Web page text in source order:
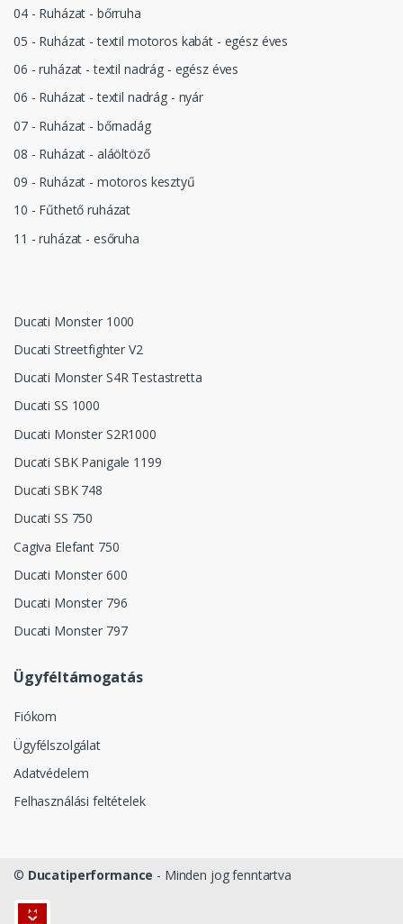
04 - Ruházat - bőrruha
05 - Ruházat - textil motoros kabát - egész éves
06 - ruházat - textil nadrág - egész éves
06 - Ruházat - textil nadrág - nyár
07 - Ruházat - bőrnadág
08 - Ruházat - aláöltöző
09 - Ruházat - motoros kesztyű
10 - Fűthető ruházat
11 - ruházat - esőruha
Ducati Monster 1000
Ducati Streetfighter V2
Ducati Monster S4R Testastretta
Ducati SS 1000
Ducati Monster S2R1000
Ducati SBK Panigale 1199
Ducati SBK 748
Ducati SS 750
Cagiva Elefant 750
Ducati Monster 600
Ducati Monster 796
Ducati Monster 797
Ügyféltámogatás
Fiókom
Ügyfélszolgálat
Adatvédelem
Felhasználási feltételek
© Ducatiperformance - Minden jog fenntartva